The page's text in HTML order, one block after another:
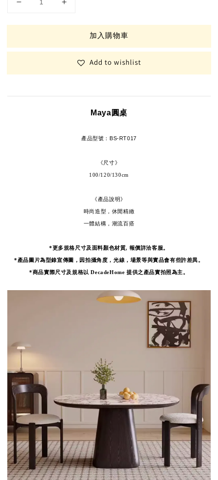
加入購物車
Add to wishlist
Maya圓桌
產品型號 ：BS-RT017
《尺寸》
100/120/130cm
《產品說明》
時尚造型，休閒精緻
一體結構，潮流百搭
*更多規格尺寸及面料顏色材質, 報價詳洽客服。
*產品圖片為型錄宣傳圖，因拍攝角度，光線，場景等與實品會有些許差異。
*商品實際尺寸及規格以 DecadeHome 提供之產品實拍照為主。